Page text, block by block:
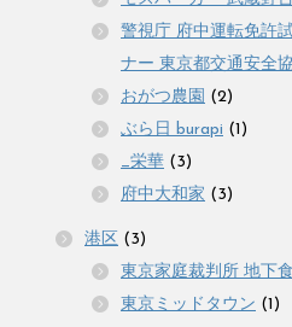
警視庁 府中運転免許
ナー 東京都交通安全
おがつ農園 (2)
ぶら日 burapi (1)
_栄華 (3)
府中大和家 (3)
港区 (3)
東京家庭裁判所 地下
東京ミッドタウン (1)